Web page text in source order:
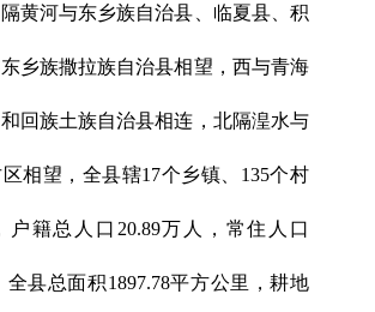
黄河与东乡族自治县、临夏县、积
乡族撒拉族自治县相望，西与青海
回族土族自治县相连，北隔湟水与
相望，全县辖17个乡镇、135个村
户籍总人口20.89万人，常住人口
全县总面积1897.78平方公里，耕地